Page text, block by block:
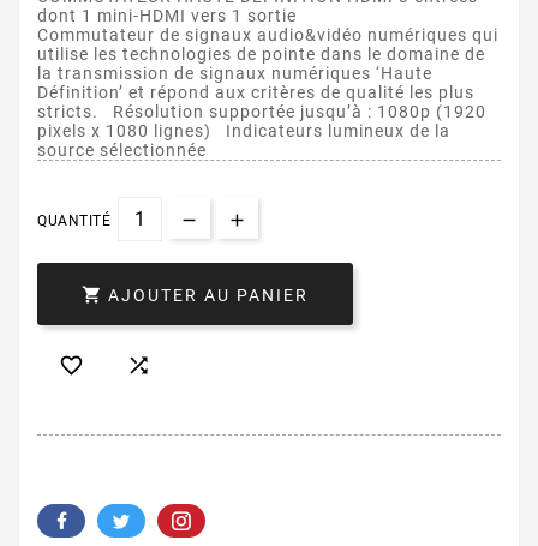
dont 1 mini-HDMI vers 1 sortie
Commutateur de signaux audio&vidéo numériques qui
utilise les technologies de pointe dans le domaine de
la transmission de signaux numériques ‘Haute
Définition’ et répond aux critères de qualité les plus
stricts. Résolution supportée jusqu’à : 1080p (1920
pixels x 1080 lignes) Indicateurs lumineux de la
source sélectionnée
QUANTITÉ
 AJOUTER AU PANIER
 